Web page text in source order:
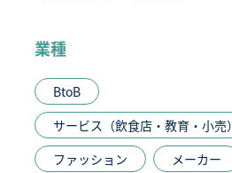
業種
BtoB
サービス（飲食店・教育・小売）
ファッション
メーカー